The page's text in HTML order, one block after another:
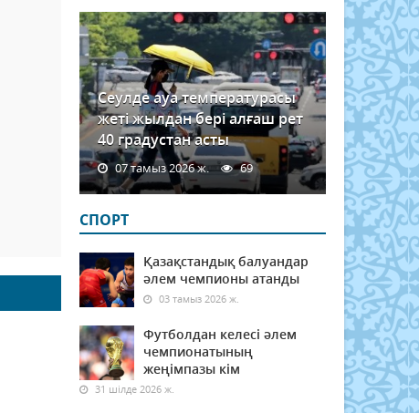
Сеулде ауа температурасы
жеті жылдан бері алғаш рет
40 градустан асты
07 тамыз 2026 ж. 69
СПОРТ
Қазақстандық балуандар
әлем чемпионы атанды
03 тамыз 2026 ж.
Футболдан келесі әлем
чемпионатының
жеңімпазы кім
31 шілде 2026 ж.